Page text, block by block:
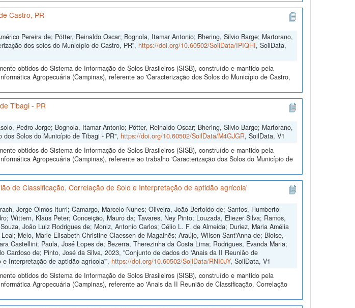
Castro, PR
Pereira de; Pötter, Reinaldo Oscar; Bognola, Itamar Antonio; Bhering, Silvio Barge; Martorano,
dos solos do Município de Castro, PR", https://doi.org/10.60502/SoilData/IPIQHI, SoilData,
obtidos do Sistema de Informação de Solos Brasileiros (SISB), construído e mantido pela
Agropecuária (Campinas), referente ao 'Caracterização dos Solos do Município de Castro,
Tibagi - PR
Pedro Jorge; Bognola, Itamar Antonio; Pötter, Reinaldo Oscar; Bhering, Silvio Barge; Martorano,
dos Solos do Município de Tibagi - PR", https://doi.org/10.60502/SoilData/M4GJGR, SoilData, V1
obtidos do Sistema de Informação de Solos Brasileiros (SISB), construído e mantido pela
Agropecuária (Campinas), referente ao trabalho 'Caracterização dos Solos do Município de
de Classificação, Correlação de Solo e Interpretação de aptidão agrícola'
Jorge Olmos Iturri; Camargo, Marcelo Nunes; Oliveira, João Bertoldo de; Santos, Humberto
Wittern, Klaus Peter; Conceição, Mauro da; Tavares, Ney Pinto; Louzada, Eliezer Silva; Ramos,
João Luiz Rodrigues de; Moniz, Antonio Carlos; Célio L. F. de Almeida; Duriez, Maria Amélia
Melo, Marie Elisabeth Christine Claessen de Magalhẽs; Araújo, Wilson Sant'Anna de; Bloise,
Castellini; Paula, José Lopes de; Bezerra, Therezinha da Costa Lima; Rodrigues, Evanda Maria;
Cardoso de; Pinto, José da Silva, 2023, "Conjunto de dados do 'Anais da II Reunião de
Interpretação de aptidão agrícola'", https://doi.org/10.60502/SoilData/RNI0JY, SoilData, V1
obtidos do Sistema de Informação de Solos Brasileiros (SISB), construído e mantido pela
Agropecuária (Campinas), referente ao 'Anais da II Reunião de Classificação, Correlação